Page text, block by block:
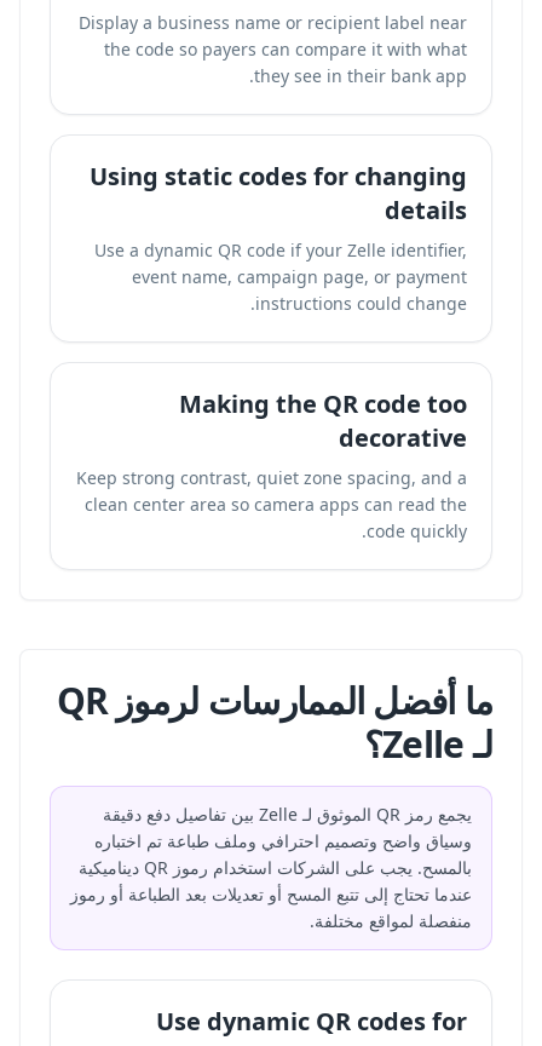
Display a business name or recipient label near
the code so payers can compare it with what
they see in their bank app.
Using static codes for changing
details
Use a dynamic QR code if your Zelle identifier,
event name, campaign page, or payment
instructions could change.
Making the QR code too
decorative
Keep strong contrast, quiet zone spacing, and a
clean center area so camera apps can read the
code quickly.
ما أفضل الممارسات لرموز QR
لـ Zelle؟
يجمع رمز QR الموثوق لـ Zelle بين تفاصيل دفع دقيقة
وسياق واضح وتصميم احترافي وملف طباعة تم اختباره
بالمسح. يجب على الشركات استخدام رموز QR ديناميكية
عندما تحتاج إلى تتبع المسح أو تعديلات بعد الطباعة أو رموز
منفصلة لمواقع مختلفة.
Use dynamic QR codes for